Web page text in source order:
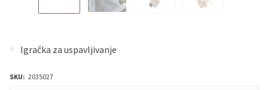
Igračka za uspavljivanje
SKU: 2035027